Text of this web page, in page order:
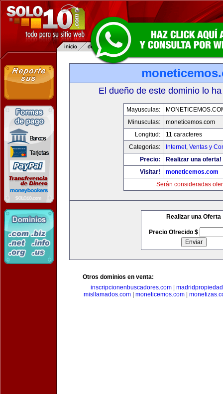
El dueño de este dominio lo
Mayusculas:
Minusculas:
moneticemos.com
Longitud:
11 caracteres
Categorias:
Internet, Ventas y
Precio:
Realizar una oferta!
Visitar!
moneticemos.com
Serán consideradas
Realizar una Oferta
Precio Ofrecido $
Otros dominios en venta:
inscripcionenbuscadores.com|
misllamados.com| moneticemos.com|